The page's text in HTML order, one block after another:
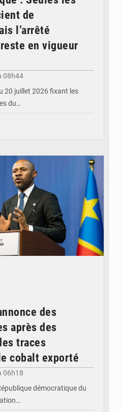
de
l’arrêté
en vigueur
08h44
20 juillet 2026 fixant les
du…
des
après des
traces
cobalt exporté
06h18
démocratique du